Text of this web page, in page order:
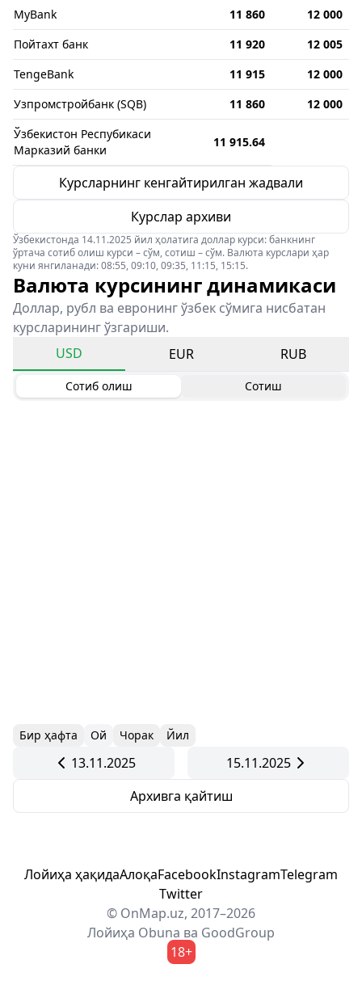
MyBank
11 860
12 000
Пойтахт банк
11 920
12 005
TengeBank
11 915
12 000
Узпромстройбанк (SQB)
11 860
12 000
Ўзбекистон Респубикаси
Марказий банки
11 915.64
Курсларнинг кенгайтирилган жадвали
Курслар архиви
Ўзбекистонда 14.11.2025 йил ҳолатига доллар курси: банкнинг
ўртача сотиб олиш курси – сўм, сотиш – сўм. Валюта курслари ҳар
куни янгиланади: 08:55, 09:10, 09:35, 11:15, 15:15.
Валюта курсининг динамикаси
Доллар, рубл ва евронинг ўзбек сўмига нисбатан
курсларининг ўзгариши.
USD
EUR RUB
Сотиб олиш Сотиш
Бир ҳафта Ой Чорак Йил
13.11.2025
15.11.2025
Архивга қайтиш
Лойиҳа ҳақидаАлоқаFacebookInstagramTelegram
Twitter
© OnMap.uz, 2017–2026
Лойиҳа Obuna ва GoodGroup
18+